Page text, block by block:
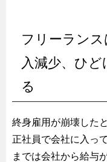
フリーラン
入減少、ひ
る
終身雇用が崩壊した
正社員で会社に入っ
までは会社から給与